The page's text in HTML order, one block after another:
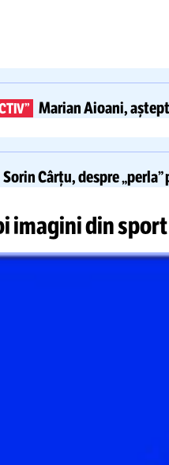
Marian Aioani,
Sorin Cârțu, despre
imagini din sport